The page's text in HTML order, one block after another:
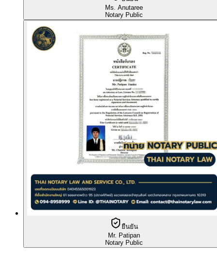
Ms. Anutaree
Notary Public
ยืนยัน
Mr. Patipan
Notary Public